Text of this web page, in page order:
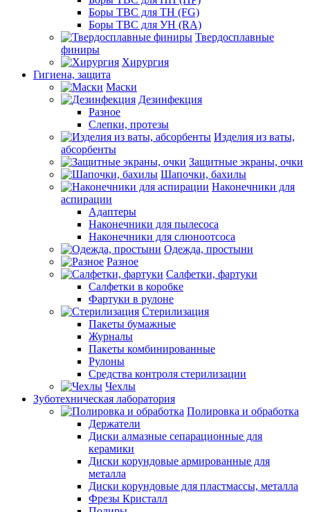
Боры ТВС для ТН (FG)
Боры ТВС для УН (RA)
Твердосплавные
финиры
Хирургия
Гигиена, защита
Маски
Дезинфекция
Разное
Слепки, протезы
Изделия из ваты,
абсорбенты
Защитные экраны, очки
Шапочки, бахилы
Наконечники для
аспирации
Адаптеры
Наконечники для пылесоса
Наконечники для слюноотсоса
Одежда, простыни
Разное
Салфетки, фартуки
Салфетки в коробке
Фартуки в рулоне
Стерилизация
Пакеты бумажные
Журналы
Пакеты комбинированные
Рулоны
Средства контроля стерилизации
Чехлы
Зуботехническая лаборатория
Полировка и обработка
Держатели
Диски алмазные сепарационные для
керамики
Диски корундовые армированные для
металла
Диски корундовые для пластмассы, металла
Фрезы Кристалл